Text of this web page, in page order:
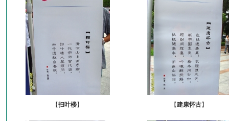
【扫叶楼】 【建康怀古】